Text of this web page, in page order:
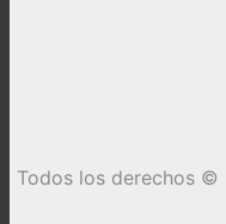
Todos los derechos